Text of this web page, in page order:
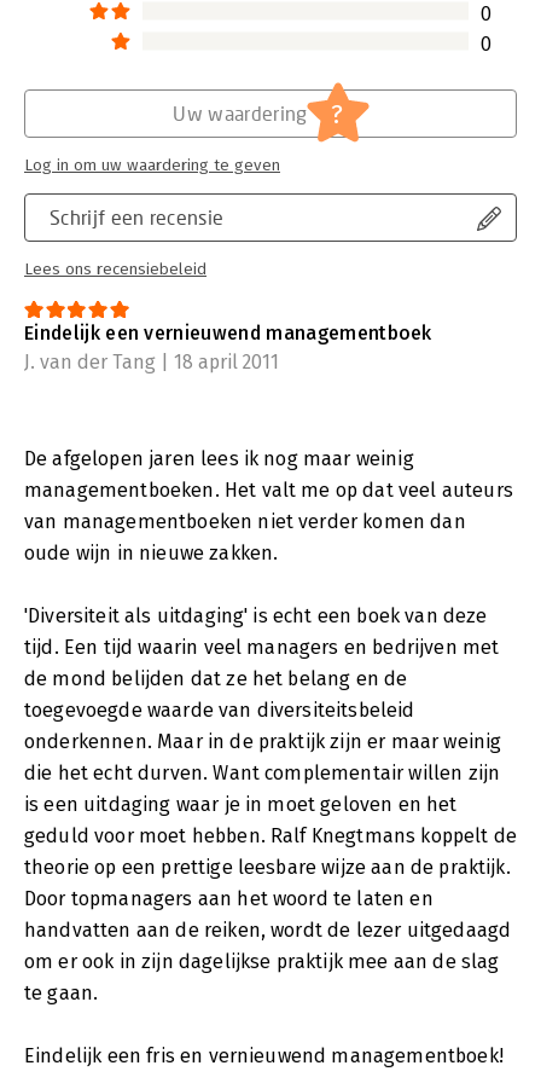
0
0
Schrijf een recensie
Lees ons recensiebeleid
Uw waardering ?
Log in om uw waardering te geven
Eindelijk een vernieuwend managementboek
J. van der Tang | 18 april 2011
De afgelopen jaren lees ik nog maar weinig
managementboeken. Het valt me op dat veel auteurs
van managementboeken niet verder komen dan
oude wijn in nieuwe zakken.
'Diversiteit als uitdaging' is echt een boek van deze
tijd. Een tijd waarin veel managers en bedrijven met
de mond belijden dat ze het belang en de
toegevoegde waarde van diversiteitsbeleid
onderkennen. Maar in de praktijk zijn er maar weinig
die het echt durven. Want complementair willen zijn
is een uitdaging waar je in moet geloven en het
geduld voor moet hebben. Ralf Knegtmans koppelt de
theorie op een prettige leesbare wijze aan de praktijk.
Door topmanagers aan het woord te laten en
handvatten aan de reiken, wordt de lezer uitgedaagd
om er ook in zijn dagelijkse praktijk mee aan de slag
te gaan.
Eindelijk een fris en vernieuwend managementboek!